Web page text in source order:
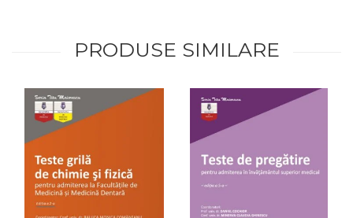
PRODUSE SIMILARE